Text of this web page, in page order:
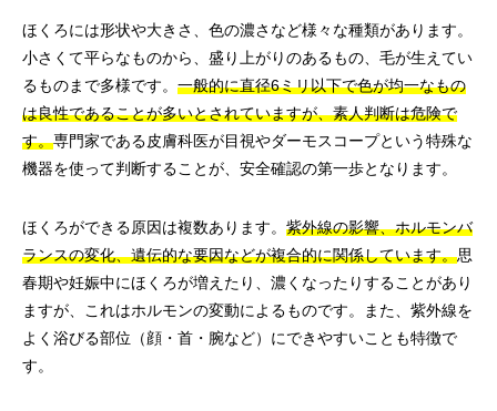
ほくろには形状や大きさ、色の濃さなど様々な種類があります。
小さくて平らなものから、盛り上がりのあるもの、毛が生えてい
るものまで多様です。 一般的に直径6ミリ以下で色が均一なもの
は良性であることが多いとされていますが、素人判断は危険で
す。専門家である皮膚科医が目視やダーモスコープという特殊な
機器を使って判断することが、安全確認の第一歩となります。
ほくろができる原因は複数あります。 紫外線の影響、ホルモンバ
ランスの変化、遺伝的な要因などが複合的に関係しています。思
春期や妊娠中にほくろが増えたり、濃くなったりすることがあり
ますが、これはホルモンの変動によるものです。また、紫外線を
よく浴びる部位（顔・首・腕など）にできやすいことも特徴で
す。